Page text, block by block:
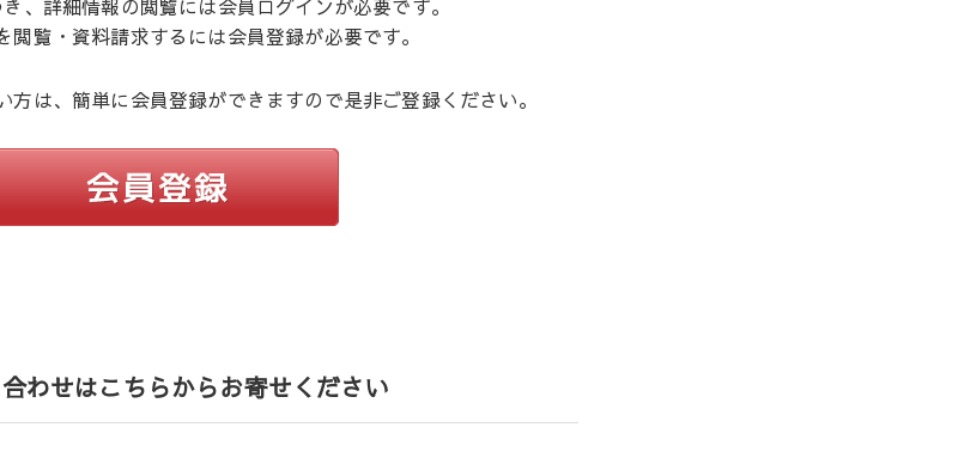
、詳細情報の閲覧には会員ログインが必要です。
閲覧・資料請求するには会員登録が必要です。
方は、簡単に会員登録ができますので是非ご登録ください。
わせはこちらからお寄せください